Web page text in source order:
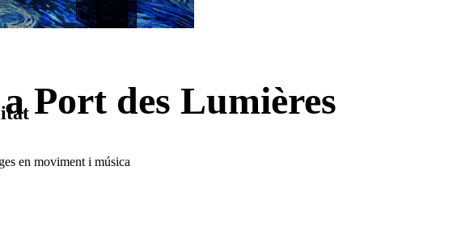
Port des Lumières
en moviment i música